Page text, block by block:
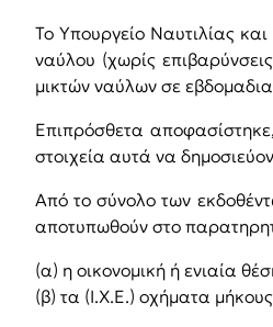
Το Υπουργείο Ναυτιλίας
ναύλου (χωρίς
μικτών ναύλων σε
Επιπρόσθετα
στοιχεία αυτά να
Από το σύνολο των
αποτυπωθούν στο
(α) η οικονομική ή ενιαία
(β) τα (Ι.Χ.Ε.) οχήματα